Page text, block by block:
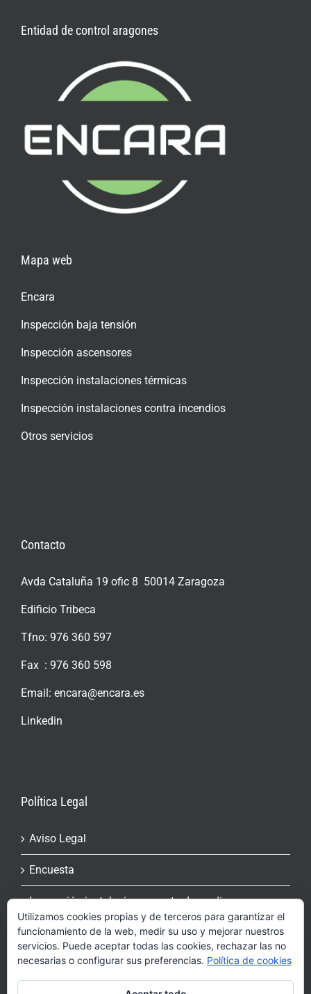
Entidad de control aragones
Mapa web
Encara
Inspección baja tensión
Inspección ascensores
Inspección instalaciones térmicas
Inspección instalaciones contra incendios
Otros servicios
Contacto
Avda Cataluña 19 ofic 8 50014 Zaragoza
Edificio Tribeca
Tfno: 976 360 597
Fax : 976 360 598
Email: encara@encara.es
Linkedin
Política Legal
Aviso Legal
Encuesta
Inspección instalaciones contra Incendios
Más información sobre las cookies
Política de cookies
Utilizamos cookies propias y de terceros para garantizar el
funcionamiento de la web, medir su uso y mejorar nuestros
servicios. Puede aceptar todas las cookies, rechazar las no
necesarias o configurar sus preferencias. Política de cookies